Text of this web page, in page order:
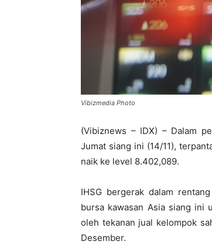
Vibizmedia Photo
(Vibiznews – IDX) – Dalam
Jumat siang ini (14/11),
naik ke level 8.402,089.
IHSG bergerak dalam
bursa kawasan Asia siang ini
oleh tekanan jual kelompok
Desember.